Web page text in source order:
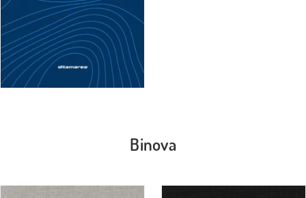
Binova